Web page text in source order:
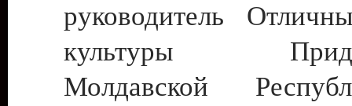
руководитель
культуры
Молдавской